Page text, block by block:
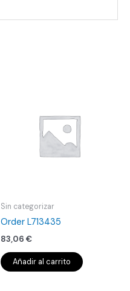
Sin categorizar
Order L713435
83,06 €
Añadir al carrito